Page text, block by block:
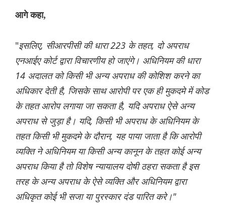
आगे कहा,
"इसलिए, सीआरपीसी की धारा 223 के तहत, दो अपराध
एनआईए कोर्ट द्वारा विचारणीय हो जाएंगे। अधिनियम की धारा
14 अदालत को किसी भी अन्य अपराध की कोशिश करने का
अधिकार देती है, जिसके साथ आरोपी पर एक ही मुकदमे में कोड
के तहत आरोप लगाया जा सकता है, यदि अपराध ऐसे अन्य
अपराध से जुड़ा है। यदि, किसी भी अपराध के अधिनियम के
तहत किसी भी मुकदमे के दौरान, यह पाया जाता है कि आरोपी
व्यक्ति ने अधिनियम या किसी अन्य कानून के तहत कोई अन्य
अपराध किया है तो विशेष न्यायालय दोषी ठहरा सकता है इस
तरह के अन्य अपराध के ऐसे व्यक्ति और अधिनियम द्वारा
अधिकृत कोई भी सजा या पुरस्कार दंड पारित करे।"